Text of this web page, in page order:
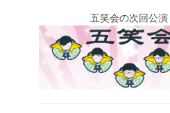
五笑会の次回公演